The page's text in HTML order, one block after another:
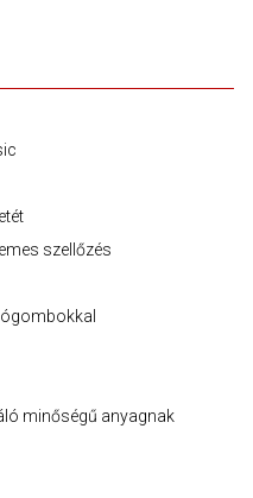
szellőzés
minőségű anyagnak